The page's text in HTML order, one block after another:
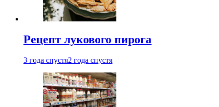
Рецепт лукового пирога
3 года спустя2 года спустя